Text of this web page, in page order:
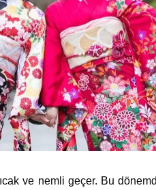
ve nemli geçer. Bu